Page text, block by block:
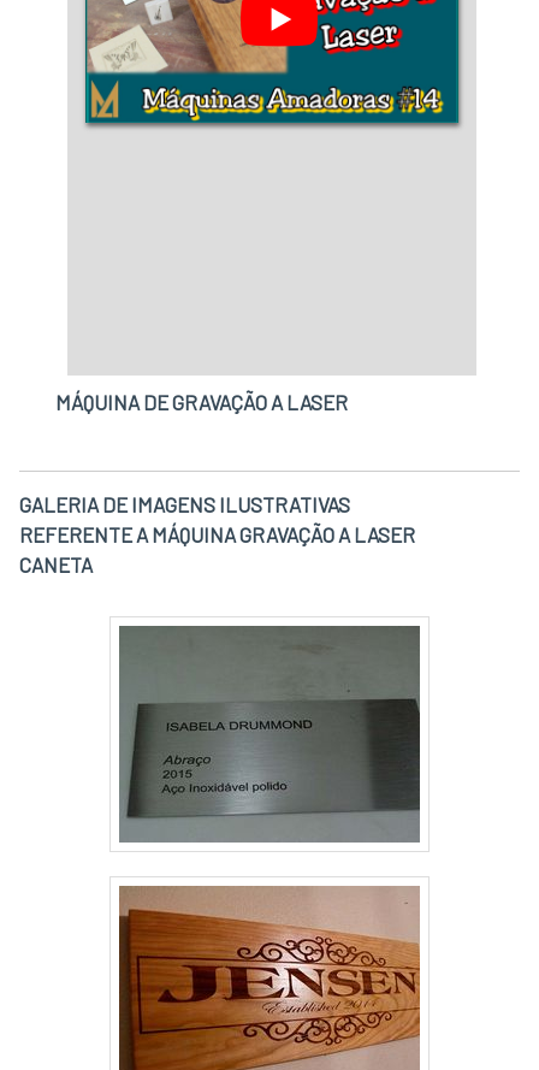
prestação de serviço. Líder em qualidade, a
empresa oferece uma variedade de ítens como
corte a jato d'água e guilhotina para chapa
metálica com ótima qualidade e assertividade.
MÁQUINA DE GRAVAÇÃO A LASER
GALERIA DE IMAGENS ILUSTRATIVAS
REFERENTE A MÁQUINA GRAVAÇÃO A LASER
CANETA